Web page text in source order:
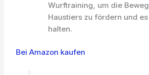
Wurftraining, um die
Haustiers zu fördern und
halten.
Bei Amazon kaufen